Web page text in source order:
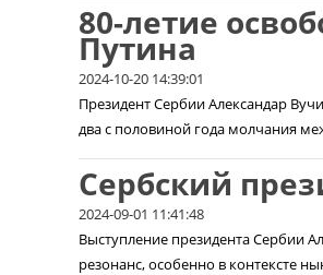
80-летие
Путина
2024-10-20 14:39:01
Президент Сербии Александар
два с половиной года молчания
Сербский
2024-09-01 11:41:48
Выступление президента Сербии
резонанс, особенно в контексте